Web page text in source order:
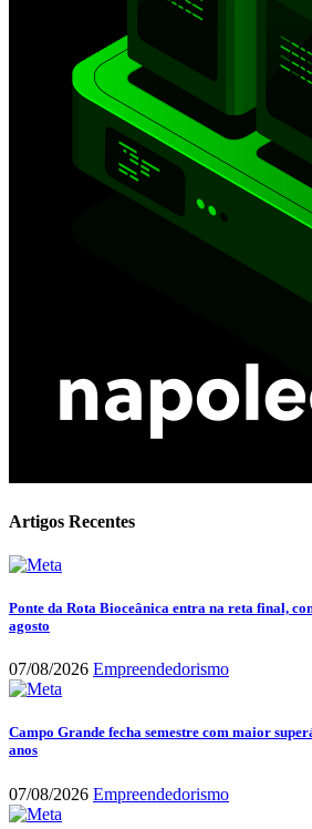
Artigos Recentes
Ponte da Rota Bioceânica entra na reta final,
agosto
07/08/2026 Empreendedorismo
Campo Grande fecha semestre com maior
anos
07/08/2026 Empreendedorismo